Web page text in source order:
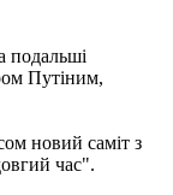
подальші
Путіним,
новий саміт з
час".